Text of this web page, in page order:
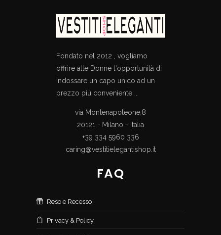
Fondato nel 2012 , vogliamo
offrire alle Donne l'opportunità di
indossare un capo unico ad un
prezzo più conveniente ...
via Montenapoleone,8
20121 - Milano - Italia
+39 334 5960 336
caring@vestitielegantishop.it
FAQ
Reso e Recesso
Privacy & Policy